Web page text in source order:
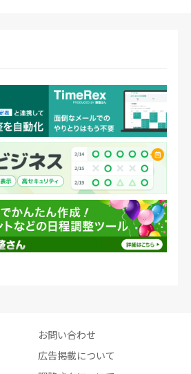
お問い合わせ
広告掲載について